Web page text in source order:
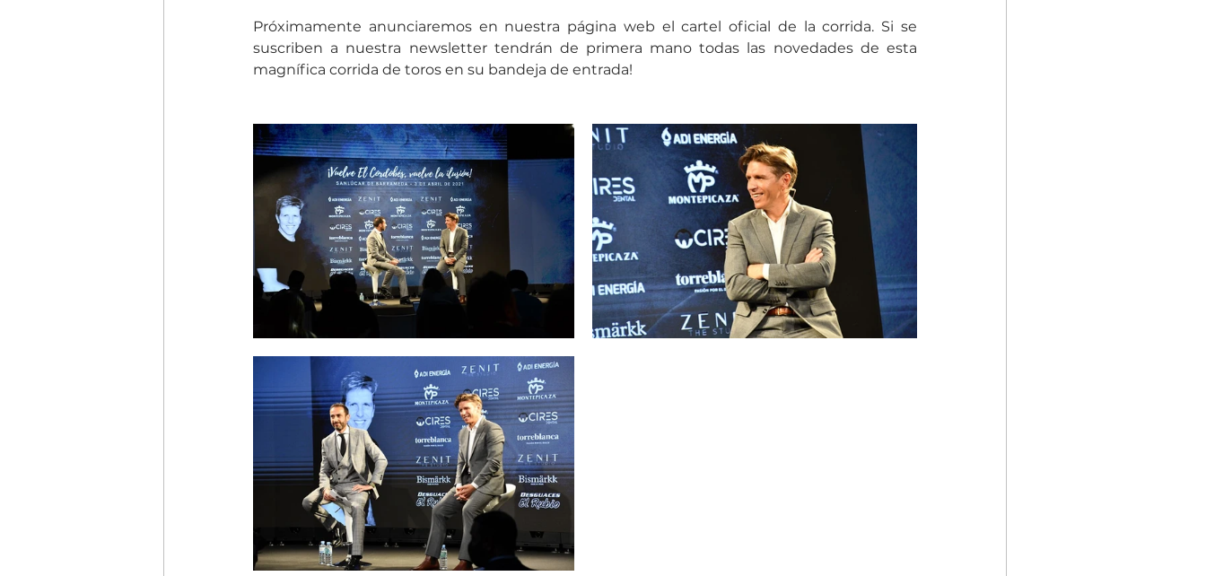
Próximamente anunciaremos en nuestra página web el cartel oficial de la corrida. Si se
suscriben a nuestra newsletter tendrán de primera mano todas las novedades de esta
magnífica corrida de toros en su bandeja de entrada!